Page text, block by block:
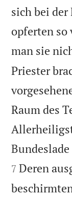
sich bei der
opferten so
man sie
Priester
Raum des
7 Deren